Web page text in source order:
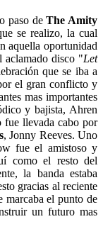
paso deThe Amity
se realizo, la cual
aquella oportunidad
aclamado disco "Let
que se iba a
el gran conflicto y
mas importantes
y bajista, Ahren
fue llevada cabo por
, Jonny Reeves. Uno
fue el amistoso y
como el resto del
la banda estaba
gracias al reciente
marcaba el punto de
un futuro mas